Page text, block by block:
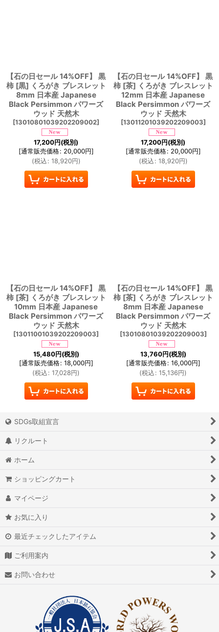
【石の日セール 14%OFF】 黒
柿 [黒] くろがき ブレスレット
8mm 日本産 Japanese
Black Persimmon パワーズ
ウッド 天然木
[13010801039202209002]
17,200円(税別)
[通常販売価格: 20,000円]
(税込: 18,920円)
【石の日セール 14%OFF】 黒
柿 [茶] くろがき ブレスレット
12mm 日本産 Japanese
Black Persimmon パワーズ
ウッド 天然木
[13011201039202209003]
17,200円(税別)
[通常販売価格: 20,000円]
(税込: 18,920円)
【石の日セール 14%OFF】 黒
柿 [茶] くろがき ブレスレット
10mm 日本産 Japanese
Black Persimmon パワーズ
ウッド 天然木
[13011001039202209003]
15,480円(税別)
[通常販売価格: 18,000円]
(税込: 17,028円)
【石の日セール 14%OFF】 黒
柿 [茶] くろがき ブレスレット
8mm 日本産 Japanese
Black Persimmon パワーズ
ウッド 天然木
[13010801039202209003]
13,760円(税別)
[通常販売価格: 16,000円]
(税込: 15,136円)
SDGs取組宣言
リクルート
ホーム
ショッピングカート
マイページ
お気に入り
最近チェックしたアイテム
ご利用案内
お問い合わせ